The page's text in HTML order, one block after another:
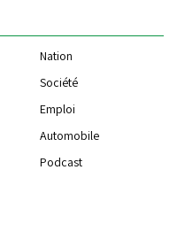
Nation
Société
Emploi
Automobile
Podcast